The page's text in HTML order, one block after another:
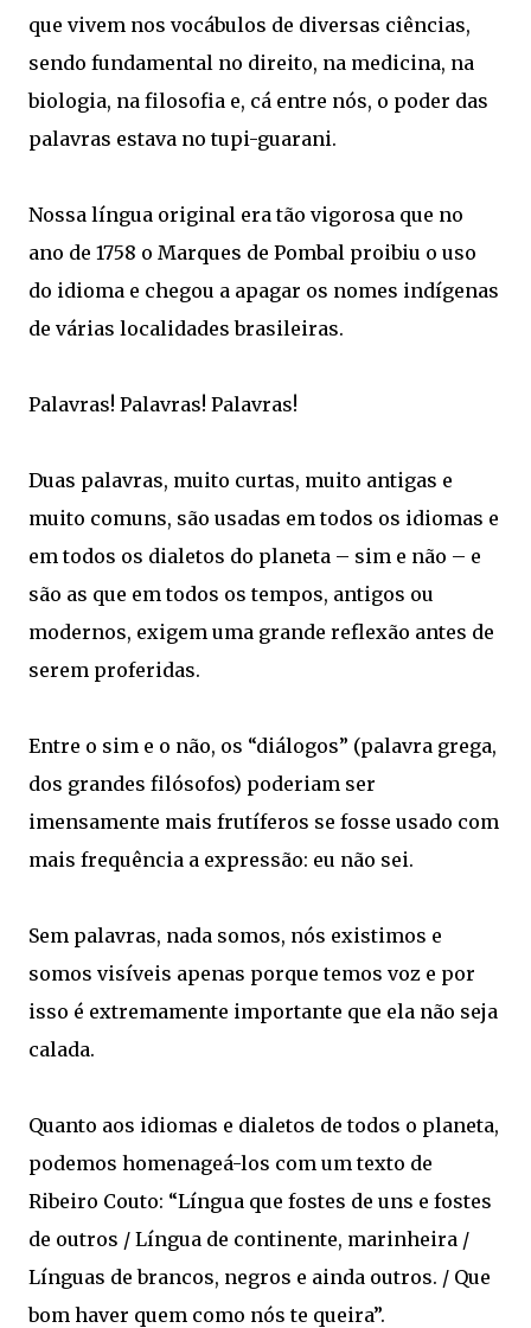
que vivem nos vocábulos de diversas ciências,
sendo fundamental no direito, na medicina, na
biologia, na filosofia e, cá entre nós, o poder das
palavras estava no tupi-guarani.
Nossa língua original era tão vigorosa que no
ano de 1758 o Marques de Pombal proibiu o uso
do idioma e chegou a apagar os nomes indígenas
de várias localidades brasileiras.
Palavras! Palavras! Palavras!
Duas palavras, muito curtas, muito antigas e
muito comuns, são usadas em todos os idiomas e
em todos os dialetos do planeta – sim e não – e
são as que em todos os tempos, antigos ou
modernos, exigem uma grande reflexão antes de
serem proferidas.
Entre o sim e o não, os “diálogos” (palavra grega,
dos grandes filósofos) poderiam ser
imensamente mais frutíferos se fosse usado com
mais frequência a expressão: eu não sei.
Sem palavras, nada somos, nós existimos e
somos visíveis apenas porque temos voz e por
isso é extremamente importante que ela não seja
calada.
Quanto aos idiomas e dialetos de todos o planeta,
podemos homenageá-los com um texto de
Ribeiro Couto: “Língua que fostes de uns e fostes
de outros / Língua de continente, marinheira /
Línguas de brancos, negros e ainda outros. / Que
bom haver quem como nós te queira”.